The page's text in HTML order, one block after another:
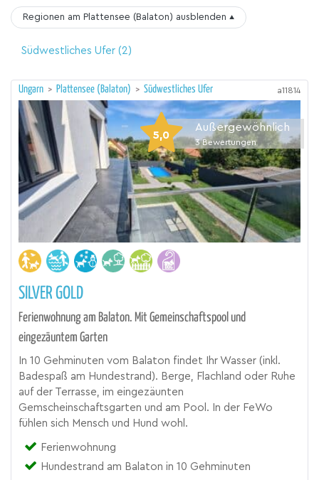
Regionen am Plattensee (Balaton) ausblenden ▴
Südwestliches Ufer (2)
Ungarn > Plattensee (Balaton) > Südwestliches Ufer a11814
5,0
Außergewöhnlich
3 Bewertungen
SILVER GOLD
Ferienwohnung am Balaton. Mit Gemeinschaftspool und
eingezäuntem Garten
In 10 Gehminuten vom Balaton findet Ihr Wasser (inkl.
Badespaß am Hundestrand). Berge, Flachland oder Ruhe
auf der Terrasse, im eingezäunten
Gemscheinschaftsgarten und am Pool. In der FeWo
fühlen sich Mensch und Hund wohl.
Ferienwohnung
Hundestrand am Balaton in 10 Gehminuten